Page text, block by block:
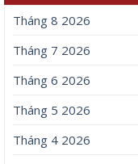
Tháng 8 2026
Tháng 7 2026
Tháng 6 2026
Tháng 5 2026
Tháng 4 2026